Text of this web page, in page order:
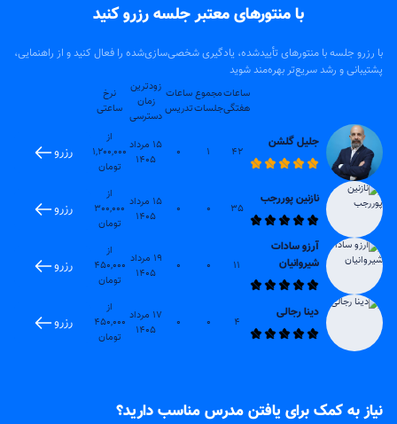
با منتورهای معتبر جلسه رزرو کنید
با رزرو جلسه با منتورهای تأییدشده، یادگیری شخصی‌سازی‌شده را فعال کنید و از راهنمایی،
پشتیبانی و رشد سریع‌تر بهره‌مند شوید
ساعات
هفتگی
مجموع
جلسات
ساعات
تدریس
زودترین
زمان
دسترسی
نرخ
ساعتی
جلیل گلشن
42
1
0
15 مرداد
1405
از
1,200,000
تومان
رزرو
نازنین پوررجب
35
0
0
15 مرداد
1405
از
300,000
تومان
رزرو
آرزو سادات
شیروانیان
11
0
0
19 مرداد
1405
از
450,000
تومان
رزرو
دینا رجالی
4
0
0
17 مرداد
1405
از
450,000
تومان
رزرو
نیاز به کمک برای یافتن مدرس مناسب دارید؟